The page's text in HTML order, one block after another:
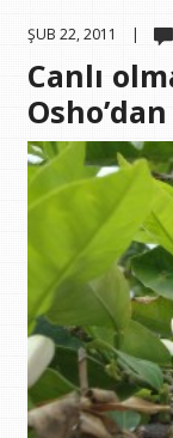
ŞUB 22, 2011 |
Canlı
Osho’dan